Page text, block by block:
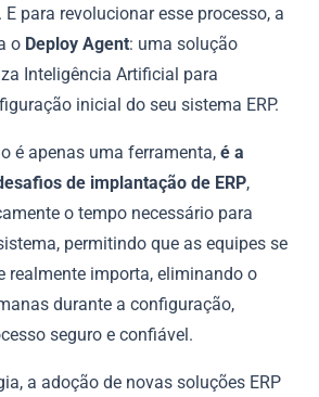
para revolucionar esse processo, a
o Deploy Agent: uma solução
Inteligência Artificial para
inicial do seu sistema ERP.
é apenas uma ferramenta, é a
de implantação de ERP,
o tempo necessário para
permitindo que as equipes se
realmente importa, eliminando o
durante a configuração,
seguro e confiável.
a adoção de novas soluções ERP